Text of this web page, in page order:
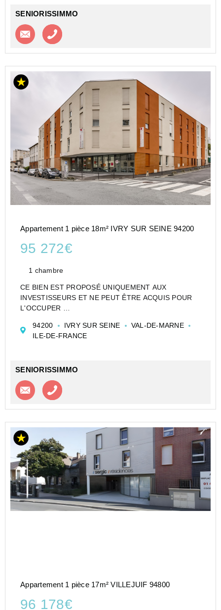
SENIORISSIMMO
Contacter l'agence
Appartement 1 pièce 18m² IVRY SUR SEINE 94200
95 272€
1 chambre
CE BIEN EST PROPOSÉ UNIQUEMENT AUX
INVESTISSEURS ET NE PEUT ÊTRE ACQUIS POUR
L'OCCUPER
ETUDIANTE DE TYPE STUDIO DE 18 M² À IVRY SUR
SEINE - STUDÉA IVRY SUR SEINE - NEXITY
94200 IVRY SUR SEINE
VAL-DE-MARNE
ILE-DE-FRANCE
SENIORISSIMMO
Contacter l'agence
Appartement 1 pièce 17m² VILLEJUIF 94800
96 178€